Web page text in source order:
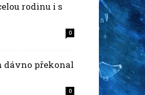
rodinu i s
0
dávno překonal
0